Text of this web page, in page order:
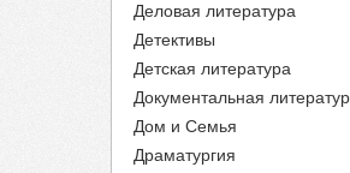
Деловая литература
Детективы
Детская литература
Документальная
Дом и Семья
Драматургия